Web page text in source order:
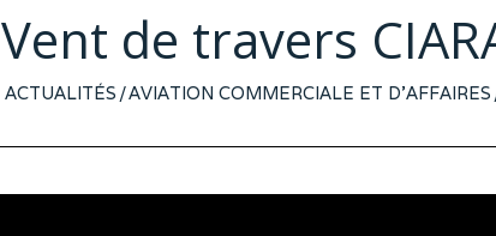
Vent de travers
ACTUALITÉS /AVIATION COMMERCIALE ET D'AFFAIRES